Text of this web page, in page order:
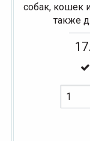
собак, кошек
также